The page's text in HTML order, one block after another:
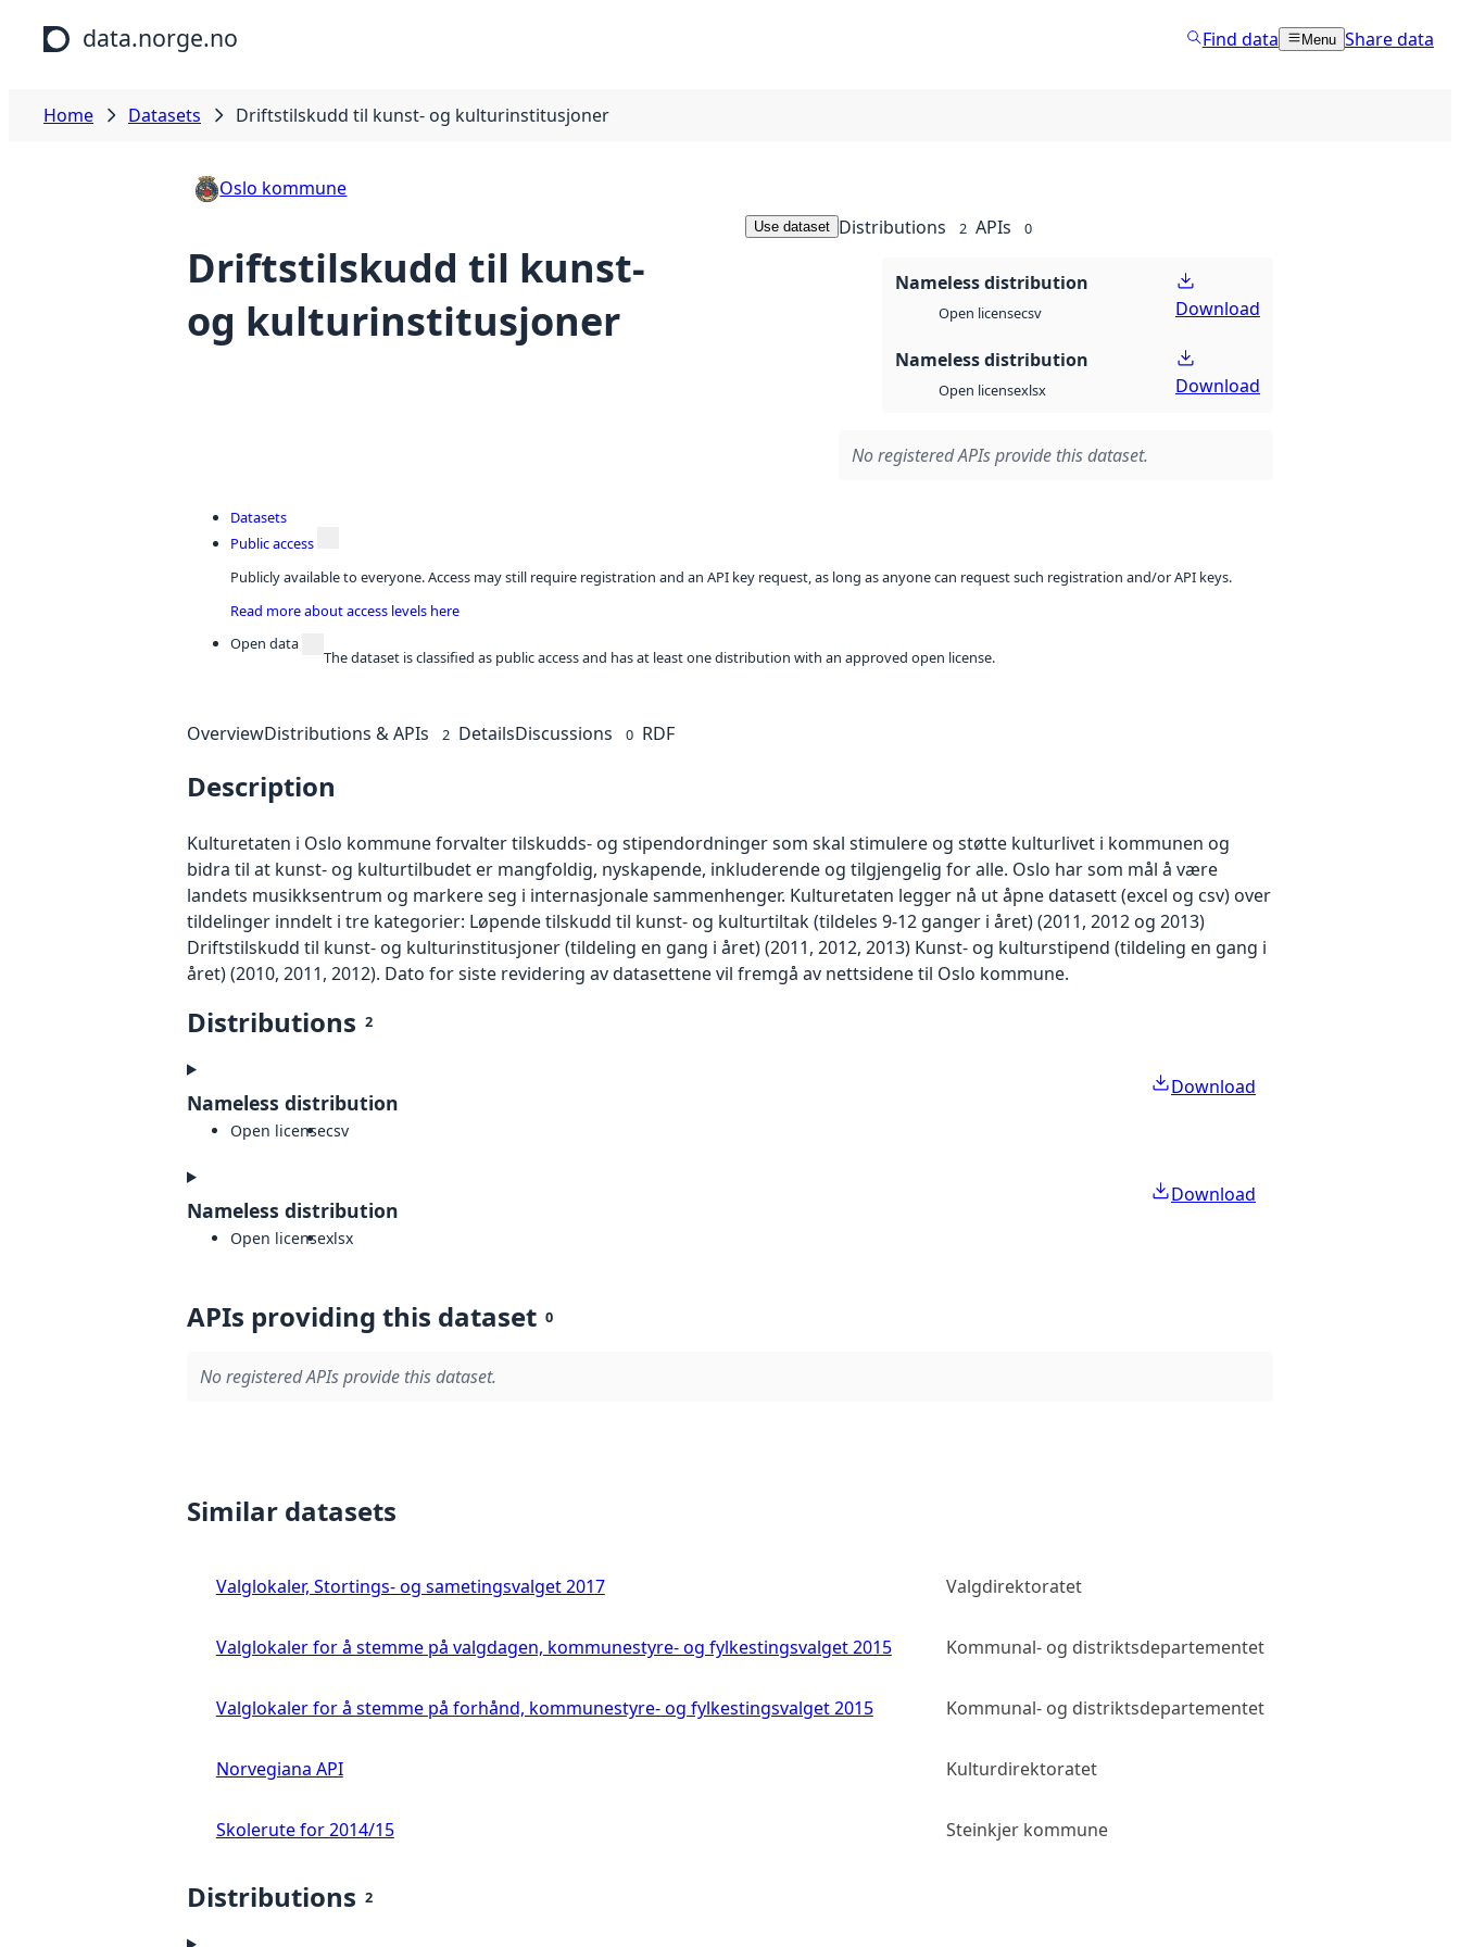
Skip to main content
data.norge.no Find data Menu Share data
Home Datasets Driftstilskudd til kunst- og kulturinstitusjoner
Oslo kommune
Driftstilskudd til kunst-
og kulturinstitusjoner
Use dataset Distributions 2 APIs 0
Nameless distribution
Open licensecsv Download
Nameless distribution
Open licensexlsx Download
No registered APIs provide this dataset.
Datasets
Public access
Publicly available to everyone. Access may still require registration and an API key request, as long as anyone can request such registration and/or API keys.
Read more about access levels here
Open data
The dataset is classified as public access and has at least one distribution with an approved open license.
OverviewDistributions & APIs 2 DetailsDiscussions 0 RDF
Description
Kulturetaten i Oslo kommune forvalter tilskudds- og stipendordninger som skal stimulere og støtte kulturlivet i kommunen og
bidra til at kunst- og kulturtilbudet er mangfoldig, nyskapende, inkluderende og tilgjengelig for alle. Oslo har som mål å være
landets musikksentrum og markere seg i internasjonale sammenhenger. Kulturetaten legger nå ut åpne datasett (excel og csv) over
tildelinger inndelt i tre kategorier: Løpende tilskudd til kunst- og kulturtiltak (tildeles 9-12 ganger i året) (2011, 2012 og 2013)
Driftstilskudd til kunst- og kulturinstitusjoner (tildeling en gang i året) (2011, 2012, 2013) Kunst- og kulturstipend (tildeling en gang i
året) (2010, 2011, 2012). Dato for siste revidering av datasettene vil fremgå av nettsidene til Oslo kommune.
Distributions 2
Nameless distribution
Open licensecsv
Download
Nameless distribution
Open licensexlsx
Download
APIs providing this dataset 0
No registered APIs provide this dataset.
Similar datasets
Valglokaler, Stortings- og sametingsvalget 2017 Valgdirektoratet
Valglokaler for å stemme på valgdagen, kommunestyre- og fylkestingsvalget 2015 Kommunal- og distriktsdepartementet
Valglokaler for å stemme på forhånd, kommunestyre- og fylkestingsvalget 2015 Kommunal- og distriktsdepartementet
Norvegiana API Kulturdirektoratet
Skolerute for 2014/15 Steinkjer kommune
Distributions 2